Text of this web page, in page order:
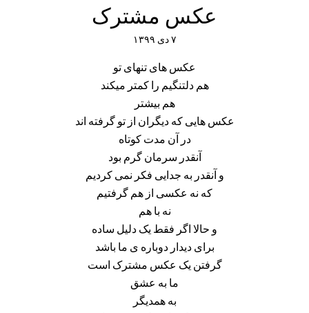
عکس مشترک
۷ دی ۱۳۹۹
عکس های تنهای تو
هم دلتنگیم را کمتر میکند
هم بیشتر
عکس هایی که دیگران از تو گرفته اند
در آن مدت کوتاه
آنقدر سرمان گرم بود
و آنقدر به جدایی فکر نمی کردیم
که نه عکسی از هم گرفتیم
نه با هم
و حالا اگر فقط یک دلیل ساده
برای دیدار دوباره ی ما باشد
گرفتن یک عکس مشترک است
ما به عشق
به همدیگر